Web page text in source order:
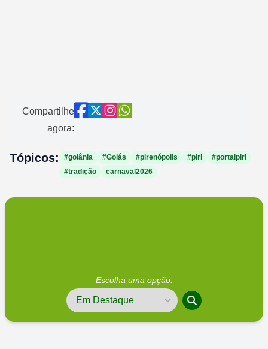
Compartilhe
agora:
Tópicos: #goiânia #Goiás #pirenópolis #piri
#portalpiri
#tradição
carnaval2026
Escolha uma opção.